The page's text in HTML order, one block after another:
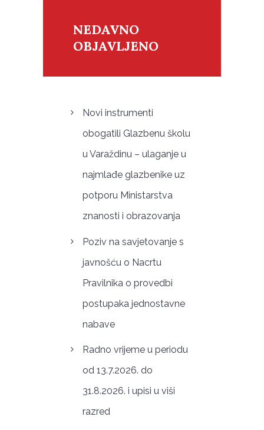
NEDAVNO
OBJAVLJENO
Novi instrumenti
obogatili Glazbenu školu
u Varaždinu – ulaganje u
najmlađe glazbenike uz
potporu Ministarstva
znanosti i obrazovanja
Poziv na savjetovanje s
javnošću o Nacrtu
Pravilnika o provedbi
postupaka jednostavne
nabave
Radno vrijeme u periodu
od 13.7.2026. do
31.8.2026. i upisi u viši
razred